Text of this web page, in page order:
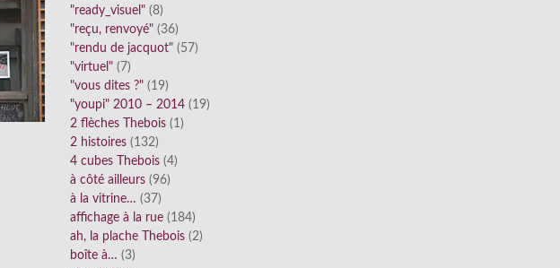
"ready_visuel" (8)
"reçu, renvoyé" (36)
"rendu de jacquot" (57)
"virtuel" (7)
"vous dites ?" (19)
"youpi" 2010 – 2014 (19)
2 flèches Thebois (1)
2 histoires (132)
4 cubes Thebois (4)
à côté ailleurs (96)
à la vitrine… (37)
affichage à la rue (184)
ah, la plache Thebois (2)
boîte à… (3)